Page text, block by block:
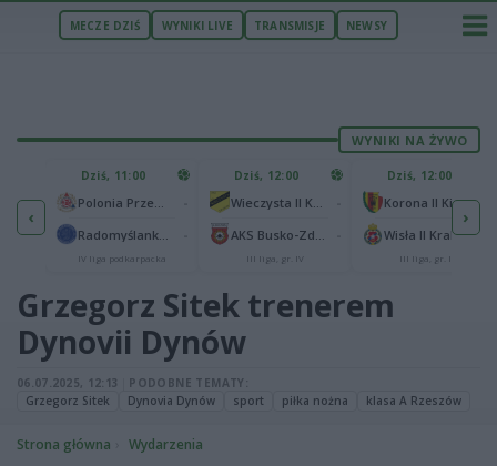
MECZE DZIŚ WYNIKI LIVE TRANSMISJE NEWSY
WYNIKI NA ŻYWO
‹
1
1
Dziś, 11:00
IV liga podkarpacka
Dziś, 12:00
III liga, gr. IV
Dziś, 12:00
Korona II Kielce
Wisła II Kraków
III liga, gr. IV
›
Grzegorz Sitek trenerem
Dynovii Dynów
06.07.2025, 12:13
PODOBNE TEMATY:
Grzegorz Sitek
Dynovia Dynów sport piłka nożna klasa A Rzeszów
Strona główna Wydarzenia